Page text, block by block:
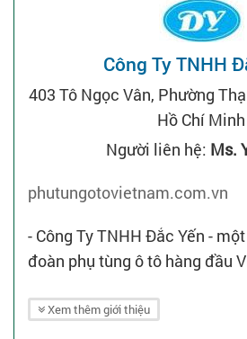
Công Ty TNHH
403 Tô Ngọc Vân, Phường
Hồ Chí Minh
Người liên hệ: Ms.
phutungotovietnam.com.vn
- Công Ty TNHH Đắc Yến -
đoàn phụ tùng ô tô hàng đầu
Xem thêm giới thiệu